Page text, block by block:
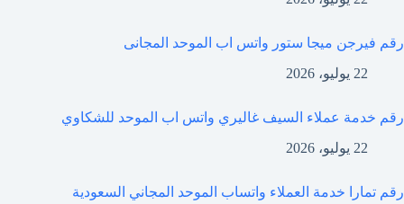
رقم فيرجن ميجا ستور واتس اب الموحد المجانى
22 يوليو، 2026
رقم خدمة عملاء السيف غاليري واتس اب الموحد للشكاوي
22 يوليو، 2026
رقم تمارا خدمة العملاء واتساب الموحد المجاني السعودية